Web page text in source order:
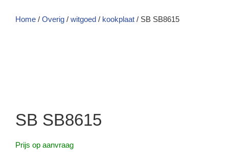
Home / Overig / witgoed / kookplaat / SB SB8615
SB SB8615
Prijs op aanvraag